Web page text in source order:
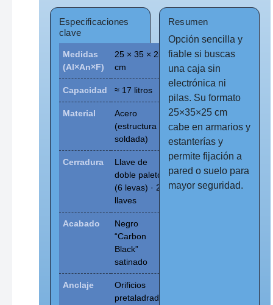
Especificaciones
clave
Medidas
(Al×An×F)
25 × 35 × 25
cm
Capacidad ≈ 17 litros
Material
Acero
(estructura
soldada)
Cerradura
Llave de
doble paletón
(6 levas) · 2
llaves
Acabado
Negro
“Carbon
Black”
satinado
Anclaje
Orificios
pretaladrados
Resumen
Opción sencilla y
fiable si buscas
una caja sin
electrónica ni
pilas. Su formato
25×35×25 cm
cabe en armarios y
estanterías y
permite fijación a
pared o suelo para
mayor seguridad.